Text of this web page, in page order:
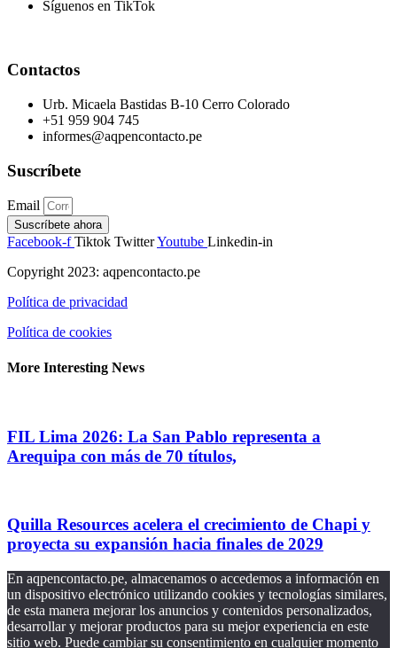
Síguenos en TikTok
Contactos
Urb. Micaela Bastidas B-10 Cerro Colorado
+51 959 904 745
informes@aqpencontacto.pe
Suscríbete
Email
Suscríbete ahora
Facebook-f Tiktok TwitterYoutube Linkedin-in
Copyright 2023: aqpencontacto.pe
Política de privacidad
Política de cookies
More Interesting News
FIL Lima 2026: La San Pablo representa a
Arequipa con más de 70 títulos,
Quilla Resources acelera el crecimiento de Chapi y
proyecta su expansión hacia finales de 2029
En aqpencontacto.pe, almacenamos o accedemos a información en
un dispositivo electrónico utilizando cookies y tecnologías similares,
de esta manera mejorar los anuncios y contenidos personalizados,
desarrollar y mejorar productos para su mejor experiencia en este
sitio web. Puede cambiar su consentimiento en cualquier momento